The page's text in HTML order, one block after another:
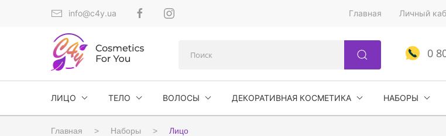
info@c4y.ua Главная Личный
0
ЛИЦО ТЕЛО ВОЛОСЫ ДЕКОРАТИВНАЯ КОСМЕТИКА НАБОРЫ
Главная Наборы Лицо